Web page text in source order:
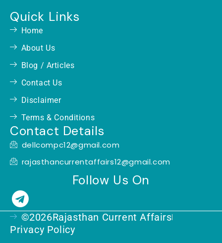
Quick Links
Home
About Us
Blog / Articles
Contact Us
Disclaimer
Terms & Conditions
Contact Details
dellcompc12@gmail.com
rajasthancurrentaffairs12@gmail.com
Follow Us On
T
e
l
©2026Rajasthan Current Affairs
Privacy Policy